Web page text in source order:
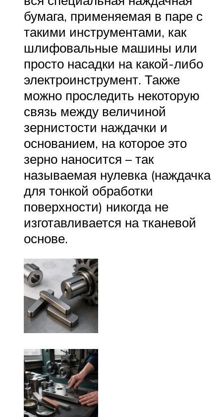
бумага, применяемая в паре с
такими инструментами, как
шлифовальные машины или
просто насадки на какой-либо
электроинструмент. Также
можно проследить некоторую
связь между величиной
зернистости наждачки и
основанием, на которое это
зерно наносится – так
называемая нулевка (наждачка
для тонкой обработки
поверхности) никогда не
изготавливается на тканевой
основе.